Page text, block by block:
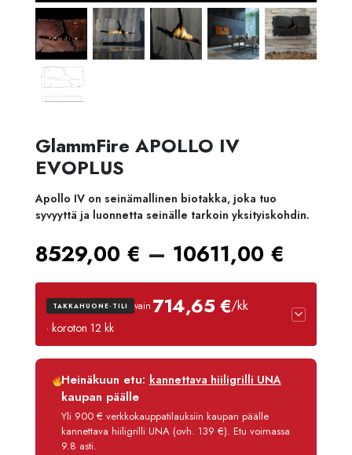
GlammFire APOLLO IV
EVOPLUS
Apollo IV on seinämallinen biotakka, joka tuo
syvyyttä ja luonnetta seinälle tarkoin yksityiskohdin.
8529,00 € – 10611,00 €
TAKKAHUONE-TILI vain 714,65 €/kk
· koroton 12 kk
Luottoaika
12 kk
Korko
Käsittelymaksu
3,90 €/kk
Maksettava yhteensä
Heinäkuun etu:kannettava hiiligrilli UNA
kaupan päälle
Yli 900 € verkkokauppatilauksiin kaupan päälle
kannettava hiiligrilli UNA (ovh. 139 €). Etu voimassa
9.8 asti.